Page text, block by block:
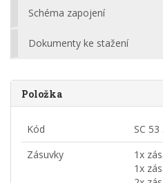
Schéma zapojení
Dokumenty ke stažení
Položka
Kód
SC 53
Zásuvky
1x
1x